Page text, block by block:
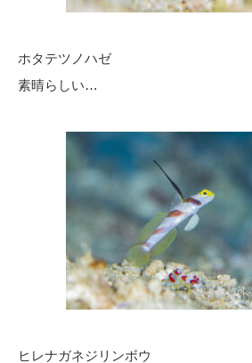
ホタテツノハゼ
素晴らしい…
ヒレナガネジリンボウ